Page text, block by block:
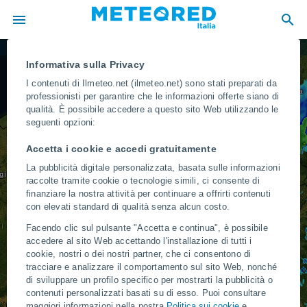
Informativa sulla Privacy
I contenuti di Ilmeteo.net (ilmeteo.net) sono stati preparati da
professionisti per garantire che le informazioni offerte siano di
qualità. È possibile accedere a questo sito Web utilizzando le
seguenti opzioni:
Accetta i cookie e accedi gratuitamente
La pubblicità digitale personalizzata, basata sulle informazioni
raccolte tramite cookie o tecnologie simili, ci consente di
finanziare la nostra attività per continuare a offrirti contenuti
con elevati standard di qualità senza alcun costo.
Facendo clic sul pulsante "Accetta e continua", è possibile
accedere al sito Web accettando l'installazione di tutti i
cookie, nostri o dei nostri partner, che ci consentono di
tracciare e analizzare il comportamento sul sito Web, nonché
di sviluppare un profilo specifico per mostrarti la pubblicità o
contenuti personalizzati basati su di esso. Puoi consultare
MONACO
Ginevra
Milano
Marsiglia
AUSTRIA
SERBIA
SLOVACCHIA
CROAZIA
MONTENEGRO
SAN MARINO
Vienna
Monaco di Baviera
Belgrado
Zagabria
Firenze
Venezia
GERMANIA
BELGIO
PAESI BASSI
LUSSEMBURGO
Amsterdam
Francoforte sul Meno
POLONIA
REPUBBLICA CECA
Berlino
Varsavia
Praga